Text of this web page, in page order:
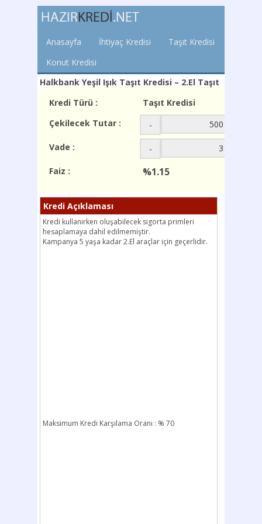
Anasayfa İhtiyaç Kredisi
Taşıt Kredisi
Konut Kredisi
Halkbank Yeşil Işık Taşıt Kredisi – 2.El Taşıt
Kredi Türü :
Taşıt Kredisi
Çekilecek Tutar :
-
Vade :
-
Faiz :
%1.15
Kredi Açıklaması
Kredi kullanırken oluşabilecek sigorta primleri
hesaplamaya dahil edilmemiştir.
Kampanya 5 yaşa kadar 2.El araçlar için geçerlidir.
Maksimum Kredi Karşılama Oranı : % 70